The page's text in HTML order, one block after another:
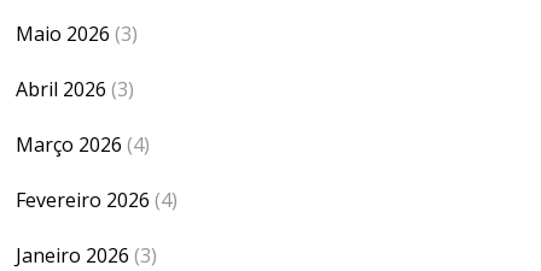
Maio 2026 (3)
Abril 2026 (3)
Março 2026 (4)
Fevereiro 2026 (4)
Janeiro 2026 (3)